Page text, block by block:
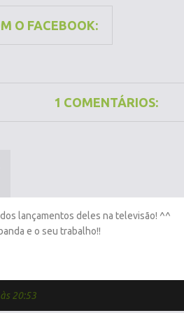
O FACEBOOK:
1 COMENTÁRIOS:
lançamentos deles na televisão! ^^
e o seu trabalho!!
20:53